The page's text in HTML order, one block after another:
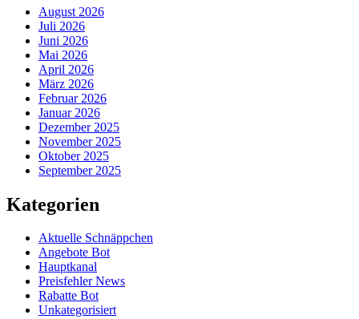
August 2026
Juli 2026
Juni 2026
Mai 2026
April 2026
März 2026
Februar 2026
Januar 2026
Dezember 2025
November 2025
Oktober 2025
September 2025
Kategorien
Aktuelle Schnäppchen
Angebote Bot
Hauptkanal
Preisfehler News
Rabatte Bot
Unkategorisiert